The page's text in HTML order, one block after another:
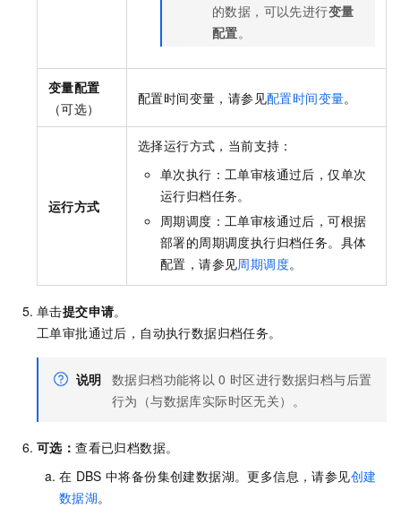
的数据，可以先进行变量
配置。
变量配置
（可选）
配置时间变量，请参见配置时间变量。
运行方式
选择运行方式，当前支持：
单次执行：工单审核通过后，仅单次
运行归档任务。
周期调度：工单审核通过后，可根据
部署的周期调度执行归档任务。具体
配置，请参见周期调度。
单击提交申请。
工单审批通过后，自动执行数据归档任务。
说明 数据归档功能将以 0 时区进行数据归档与后置
行为（与数据库实际时区无关）。
可选：查看已归档数据。
在 DBS 中将备份集创建数据湖。更多信息，请参见创建
数据湖。